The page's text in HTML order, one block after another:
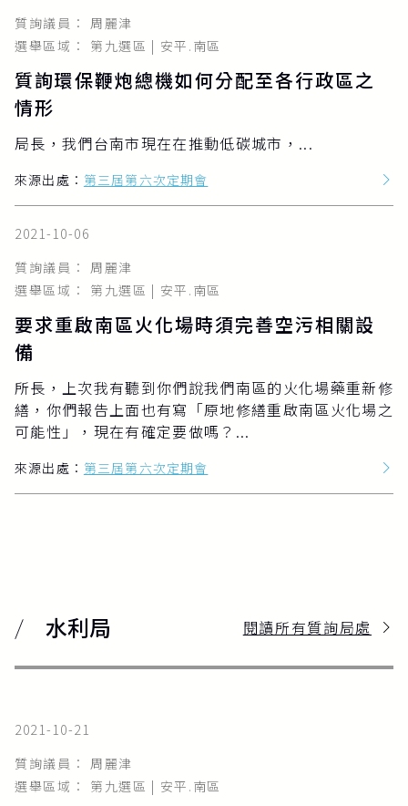
質詢議員： 周麗津
選舉區域： 第九選區 | 安平.南區
質詢環保鞭炮總機如何分配至各行政區之
情形
局長，我們台南市現在在推動低碳城市，...
來源出處： 第三屆第六次定期會
2021-10-06
質詢議員： 周麗津
選舉區域： 第九選區 | 安平.南區
要求重啟南區火化場時須完善空污相關設
備
所長，上次我有聽到你們說我們南區的火化場藥重新修
繕，你們報告上面也有寫「原地修繕重啟南區火化場之
可能性」，現在有確定要做嗎？...
來源出處： 第三屆第六次定期會
水利局 閱讀所有質詢局處
2021-10-21
質詢議員： 周麗津
選舉區域： 第九選區 | 安平.南區